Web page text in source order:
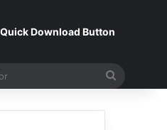
Quick Download Button